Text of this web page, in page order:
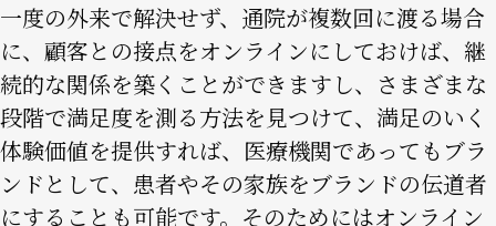
一度の外来で解決せず、通院が複数回に渡る場合
に、顧客との接点をオンラインにしておけば、継
続的な関係を築くことができますし、さまざまな
段階で満足度を測る方法を見つけて、満足のいく
体験価値を提供すれば、医療機関であってもブラ
ンドとして、患者やその家族をブランドの伝道者
にすることも可能です。そのためにはオンライン